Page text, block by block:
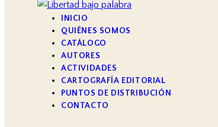
INICIO
QUIÉNES SOMOS
CATÁLOGO
AUTORES
ACTIVIDADES
CARTOGRAFÍA EDITORIAL
PUNTOS DE DISTRIBUCIÓN
CONTACTO